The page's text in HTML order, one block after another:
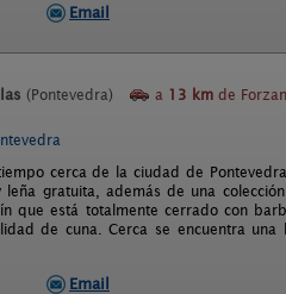
Email
(Pontevedra) a 13 km de
cerca de la ciudad de
gratuita, además de una
que está totalmente cerrado con
de cuna. Cerca se encuentra
Email